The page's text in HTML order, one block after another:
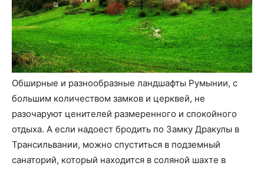
Обширные и разнообразные ландшафты Румынии, с
большим количеством замков и церквей, не
разочаруют ценителей размеренного и спокойного
отдыха. А если надоест бродить по Замку Дракулы в
Трансильвании, можно спуститься в подземный
санаторий, который находится в соляной шахте в